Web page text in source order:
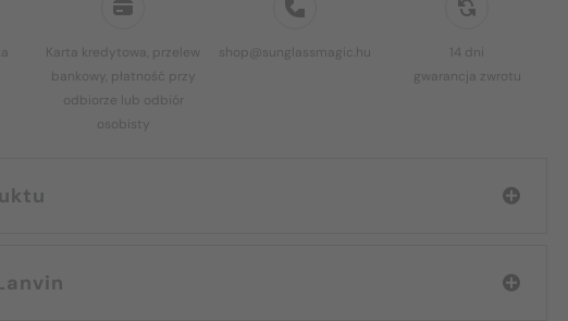
Karta kredytowa, przelew
bankowy, płatność przy
odbiorze lub odbiór
osobisty
shop@sunglassmagic.hu
14 dni
gwarancja zwrotu
marce: Lanvin